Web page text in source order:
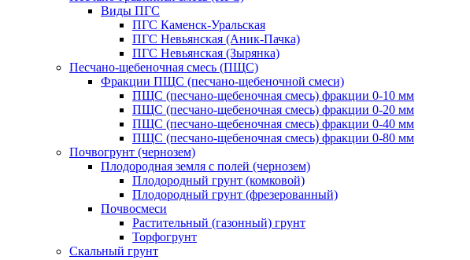
Виды ПГС
ПГС Каменск-Уральская
ПГС Невьянская (Аник-Пачка)
ПГС Невьянская (Зырянка)
Песчано-щебеночная смесь (ПЩС)
Фракции ПЩС (песчано-щебеночной смеси)
ПЩС (песчано-щебеночная смесь) фракции 0-10 мм
ПЩС (песчано-щебеночная смесь) фракции 0-20 мм
ПЩС (песчано-щебеночная смесь) фракции 0-40 мм
ПЩС (песчано-щебеночная смесь) фракции 0-80 мм
Почвогрунт (чернозем)
Плодородная земля с полей (чернозем)
Плодородный грунт (комковой)
Плодородный грунт (фрезерованный)
Почвосмеси
Растительный (газонный) грунт
Торфогрунт
Скальный грунт